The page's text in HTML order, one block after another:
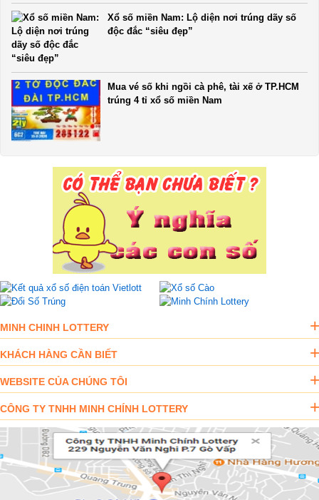
Xổ số miền Nam: Lộ diện nơi trúng dãy số
độc đắc “siêu đẹp”
Mua vé số khi ngồi cà phê, tài xế ở TP.HCM
trúng 4 tỉ xổ số miền Nam
MINH CHINH LOTTERY
KHÁCH HÀNG CẦN BIẾT
WEBSITE CỦA CHÚNG TÔI
CÔNG TY TNHH MINH CHÍNH LOTTERY